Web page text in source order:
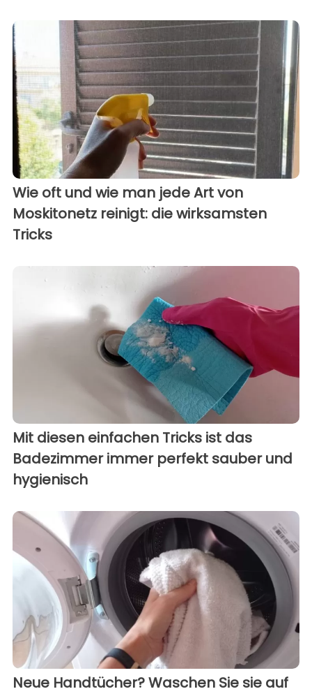
Wie oft und wie man jede Art von
Moskitonetz reinigt: die wirksamsten
Tricks
Mit diesen einfachen Tricks ist das
Badezimmer immer perfekt sauber und
hygienisch
Neue Handtücher? Waschen Sie sie auf